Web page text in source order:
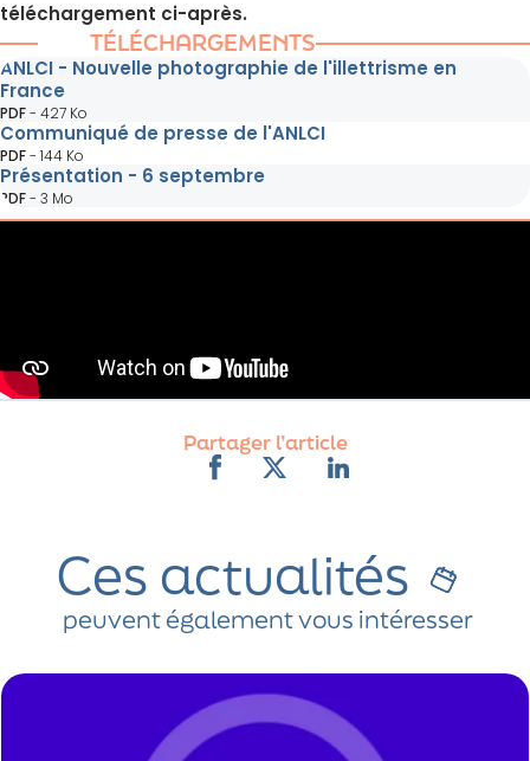
téléchargement ci-après.
TÉLÉCHARGEMENTS
ANLCI - Nouvelle photographie de l'illettrisme en
France
PDF- 427 Ko
Communiqué de presse de l'ANLCI
PDF- 144 Ko
Présentation - 6 septembre
PDF- 3 Mo
Partager l’article
Ces actualités
peuvent également vous intéresser